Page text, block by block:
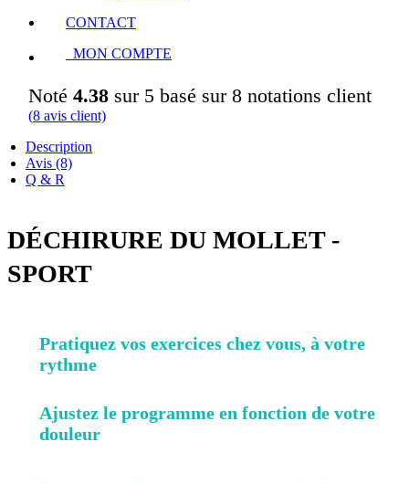
CONTACT
MON COMPTE
Noté 4.38sur 5 basé sur 8notations client
(8avis client)
Description
Avis (8)
Q & R
DÉCHIRURE DU MOLLET -
SPORT
Pratiquez vos exercices chez vous, à votre
rythme
Ajustez le programme en fonction de votre
douleur